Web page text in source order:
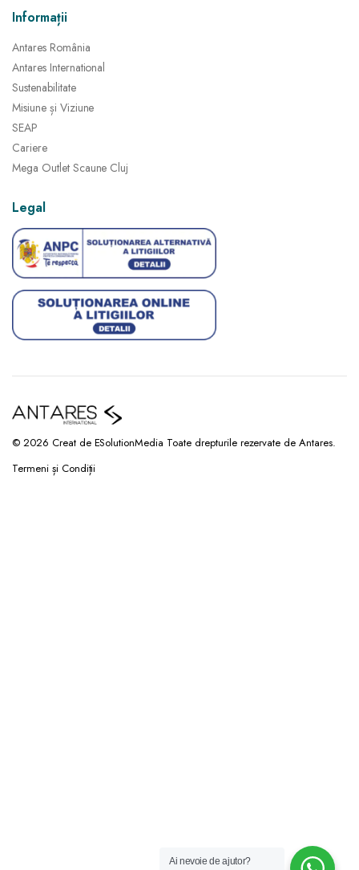
Informații
Antares România
Antares International
Sustenabilitate
Misiune și Viziune
SEAP
Cariere
Mega Outlet Scaune Cluj
Legal
© 2026 Creat de ESolutionMedia Toate drepturile rezervate de Antares.
Termeni și Condiții
Ai nevoie de ajutor?